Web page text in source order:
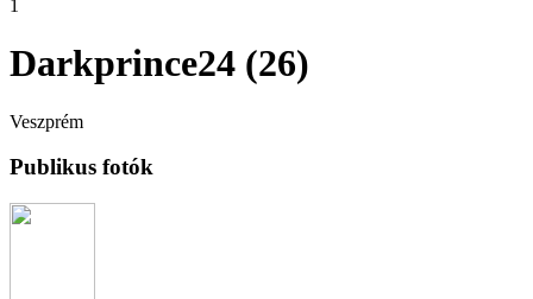
1
Darkprince24 (26)
Veszprém
Publikus fotók